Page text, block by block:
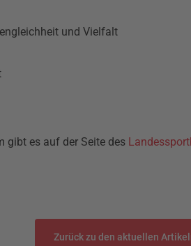
und Vielfalt
gibt es auf der Seite des
Zurück zu den aktuellen